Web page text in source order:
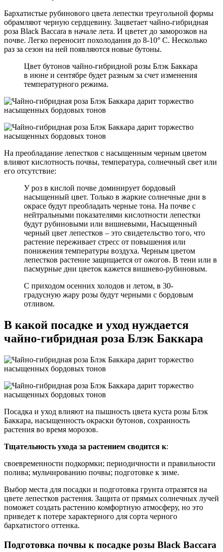
Бархатистые рубинового цвета лепестки треугольной формы
обрамляют черную сердцевину. Зацветает чайно-гибридная
роза Black Baccara в начале лета. И цветет до заморозков на
почве. Легко переносит похолодания до 8-10° C. Несколько
раз за сезон на ней появляются новые бутоны.
Цвет бутонов чайно-гибридной розы Блэк Баккара
в июне и сентябре будет разным за счет изменения
температурного режима.
На преобладание лепестков с насыщенным черным цветом
влияют кислотность почвы, температура, солнечный свет или
его отсутствие:
У роз в кислой почве доминирует бордовый
насыщенный цвет. Только в жаркие солнечные дни в
окрасе будут преобладать черные тона. На почве с
нейтральными показателями кислотности лепестки
будут рубиновыми или вишневыми, Насыщенный
черный цвет лепестков – это свидетельство того, что
растение переживает стресс от повышения или
понижения температуры воздуха. Черным цветом
лепестков растение защищается от ожогов. В тени или в
пасмурные дни цветок кажется вишнево-рубиновым.
С приходом осенних холодов и летом, в 30-
градусную жару розы будут черными с бордовым
отливом.
В какой посадке и уход нуждается
чайно-гибридная роза Блэк Баккара
Посадка и уход влияют на пышность цвета куста розы Блэк
Баккара, насыщенность окраски бутонов, сохранность
растения во время морозов.
Тщательность ухода за растением сводится к:
своевременности подкормки; периодичности и правильности
полива; мульчированию почвы; подготовке к зиме.
Выбор места для посадки и подготовка грунта отразятся на
цвете лепестков растения. Защита от прямых солнечных лучей
поможет создать растению комфортную атмосферу, но это
приведет к потере характерного для сорта черного
бархатистого оттенка.
Подготовка почвы к посадке розы Black Baccara